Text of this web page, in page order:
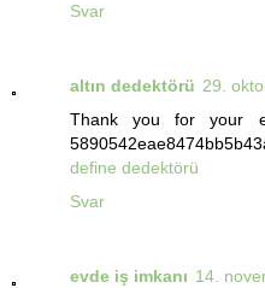
Svar
altın dedektörü 29.
Thank you for your
define dedektörü
Svar
evde iş imkanı 14.